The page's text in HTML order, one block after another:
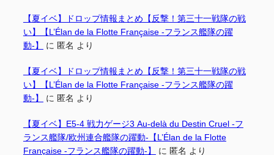
【夏イベ】ドロップ情報まとめ【反撃！第三十一戦隊の戦
い】【L’Élan de la Flotte Française -フランス艦隊の躍
動-】
に 匿名 より
【夏イベ】ドロップ情報まとめ【反撃！第三十一戦隊の戦
い】【L’Élan de la Flotte Française -フランス艦隊の躍
動-】
に 匿名 より
【夏イベ】E5-4 戦力ゲージ3 Au-delà du Destin Cruel -フ
ランス艦隊/欧州連合艦隊の躍動-【L’Élan de la Flotte
Française -フランス艦隊の躍動-】
に 匿名 より